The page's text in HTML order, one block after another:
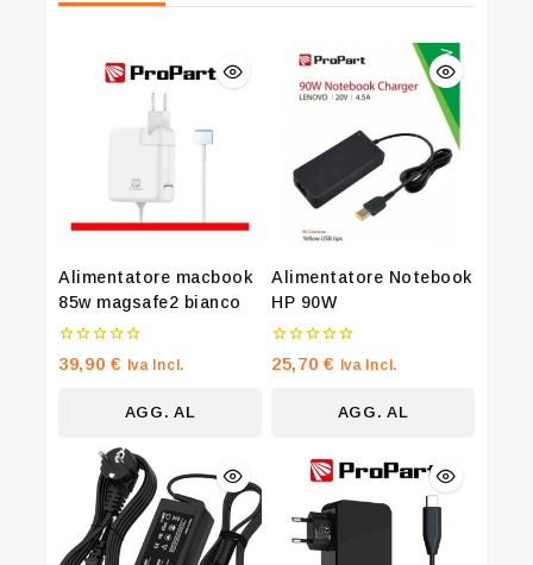
Alimentatore macbook
85w magsafe2 bianco
0
su
39,90€ Iva Incl.
AGG. AL
Alimentatore Notebook
HP 90W
0
su
25,70€ Iva Incl.
AGG. AL
your first order
Be the first to know about our new arrivals, exclusive
offers and the latest fashion update.
By subscribing, you agree to our privacy policy.
Don't show this popup again